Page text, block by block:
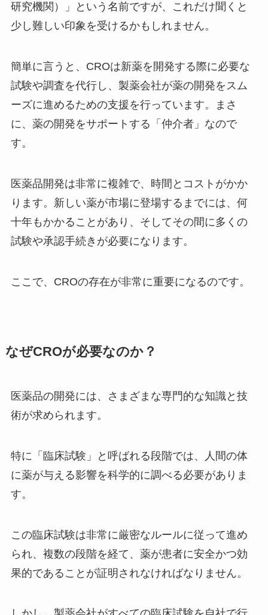
研究機関）」という名前ですが、これだけ聞くと
少し難しい印象を受けるかもしれません。
簡単に言うと、CROは新薬を開発する際に必要な
試験や調査を代行し、製薬会社が薬の開発をスム
ーズに進めるための支援を行っています。まさ
に、薬の開発をサポートする「仲介者」なので
す。
医薬品開発は非常に複雑で、時間とコストがかか
ります。新しい薬が市場に登場するまでには、何
十年もかかることがあり、そしてその間に多くの
試験や承認手続きが必要になります。
ここで、CROの存在が非常に重要になるのです。
なぜCROが必要なのか？
医薬品の開発には、さまざまな専門的な知識と技
術が求められます。
特に「臨床試験」と呼ばれる段階では、人間の体
に薬が与える影響を科学的に調べる必要がありま
す。
この臨床試験は非常に厳密なルールに従って進め
られ、複数の段階を経て、薬が患者に安全かつ効
果的であることが証明されなければなりません。